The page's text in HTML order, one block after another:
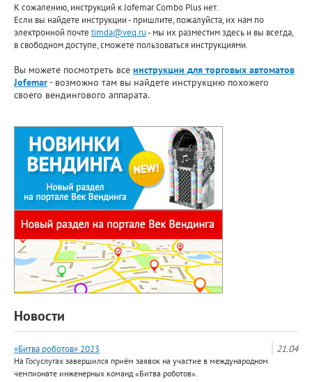
К сожалению, инструкций к Jofemar Combo Plus нет.
Если вы найдете инструкции - пришлите, пожалуйста, их нам по
электронной почте timda@veq.ru- мы их разместим здесь и вы всегда,
в свободном доступе, сможете пользоваться инструкциями.
Вы можете посмотреть все инструкции для торговых автоматов
Jofemar- возможно там вы найдете инструкцию похожего
своего вендингового аппарата.
Новости
21.04
«Битва роботов» 2023
На Госуслугах завершился приём заявок на участие в международном
чемпионате инженерных команд «Битва роботов».